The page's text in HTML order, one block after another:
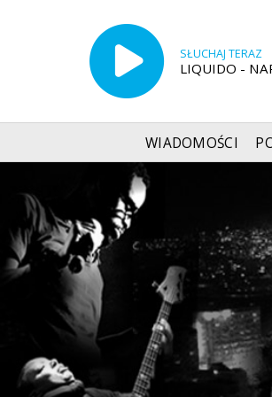
SŁUCHAJ TERAZ
LIQUIDO -
WIADOMOŚCI